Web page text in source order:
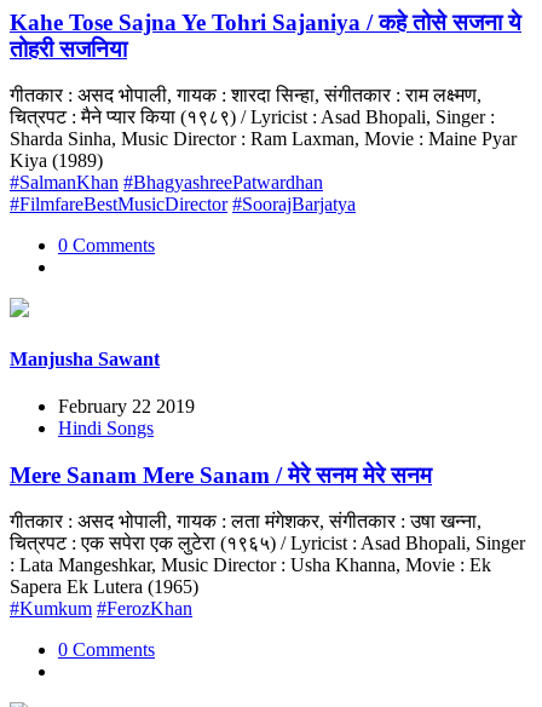
Kahe Tose Sajna Ye Tohri Sajaniya / कहे तोसे सजना ये
तोहरी सजनिया
गीतकार : असद भोपाली, गायक : शारदा सिन्हा, संगीतकार : राम लक्ष्मण,
चित्रपट : मैने प्यार किया (१९८९) / Lyricist : Asad Bhopali, Singer :
Sharda Sinha, Music Director : Ram Laxman, Movie : Maine Pyar
Kiya (1989)
#SalmanKhan #BhagyashreePatwardhan
#FilmfareBestMusicDirector #SoorajBarjatya
0 Comments
Manjusha Sawant
February 22 2019
Hindi Songs
Mere Sanam Mere Sanam / मेरे सनम मेरे सनम
गीतकार : असद भोपाली, गायक : लता मंगेशकर, संगीतकार : उषा खन्ना,
चित्रपट : एक सपेरा एक लुटेरा (१९६५) / Lyricist : Asad Bhopali, Singer
: Lata Mangeshkar, Music Director : Usha Khanna, Movie : Ek
Sapera Ek Lutera (1965)
#Kumkum #FerozKhan
0 Comments